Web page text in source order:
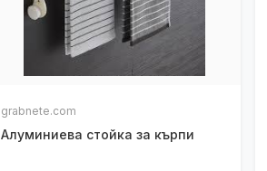
grabnete.com
Алуминиева стойка за кърпи